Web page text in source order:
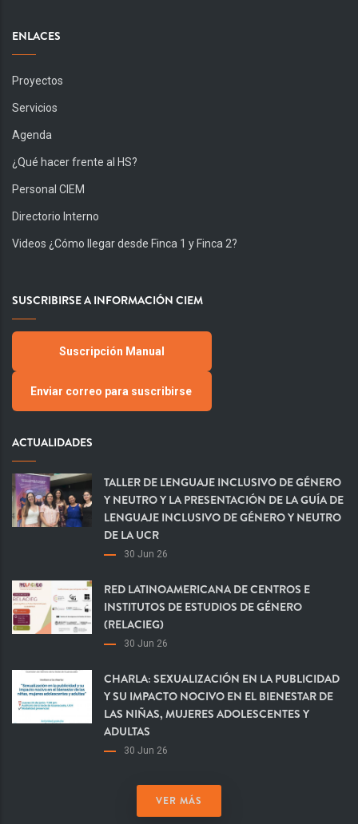
ENLACES
Proyectos
Servicios
Agenda
¿Qué hacer frente al HS?
Personal CIEM
Directorio Interno
Videos ¿Cómo llegar desde Finca 1 y Finca 2?
SUSCRIBIRSE A INFORMACIÓN CIEM
Suscripción Manual
Enviar correo para suscribirse
ACTUALIDADES
TALLER DE LENGUAJE INCLUSIVO DE GÉNERO
Y NEUTRO Y LA PRESENTACIÓN DE LA GUÍA DE
LENGUAJE INCLUSIVO DE GÉNERO Y NEUTRO
DE LA UCR
30 Jun 26
RED LATINOAMERICANA DE CENTROS E
INSTITUTOS DE ESTUDIOS DE GÉNERO
(RELACIEG)
30 Jun 26
CHARLA: SEXUALIZACIÓN EN LA PUBLICIDAD
Y SU IMPACTO NOCIVO EN EL BIENESTAR DE
LAS NIÑAS, MUJERES ADOLESCENTES Y
ADULTAS
30 Jun 26
VER MÁS